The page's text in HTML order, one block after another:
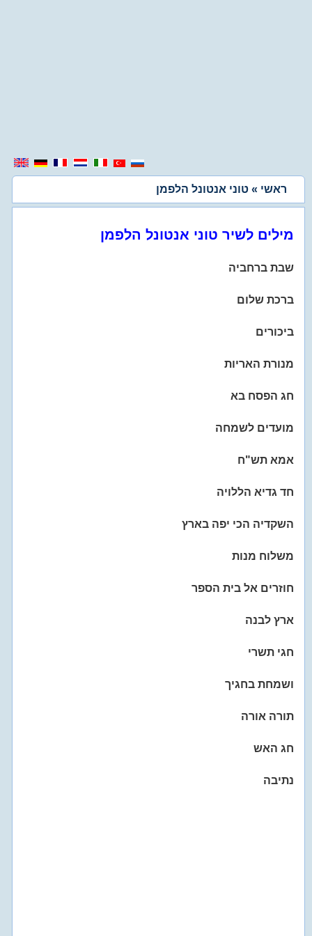
ראשי » טוני אנטונל הלפמן
מילים לשיר טוני אנטונל הלפמן
שבת ברחביה
ברכת שלום
ביכורים
מנורת האריות
חג הפסח בא
מועדים לשמחה
אמא תש"ח
חד גדיא הללויה
השקדיה הכי יפה בארץ
משלוח מנות
חוזרים אל בית הספר
ארץ לבנה
חגי תשרי
ושמחת בחגיך
תורה אורה
חג האש
נתיבה